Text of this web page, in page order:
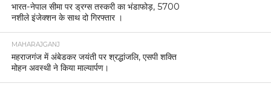
भारत-नेपाल सीमा पर ड्रग्स तस्करी का भंडाफोड़, 5700
नशीले इंजेक्शन के साथ दो गिरफ्तार ।
MAHARAJGANJ
महराजगंज में अंबेडकर जयंती पर श्रद्धांजलि, एसपी शक्ति
मोहन अवस्थी ने किया माल्यार्पण।